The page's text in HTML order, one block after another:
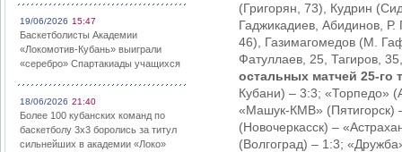
19/06/2026 15:47
Баскетболисты Академии
«Локомотив-Кубань» выиграли
«серебро» Спартакиады учащихся
18/06/2026 21:40
Более 100 кубанских команд по
баскетболу 3х3 боролись за титул
сильнейших в академии «Локо»
(Григорян, 73), Кудрин
Гаджикадиев, Абидинов,
46), Газимагомедов (М.
Фатуллаев, 25, Тагиров,
остальных матчей 25-го
Кубани) – 3:3; «Торпедо»
«Машук-КМВ» (Пятигорск)
(Новочеркасск) –
(Волгоград) – 1:3;